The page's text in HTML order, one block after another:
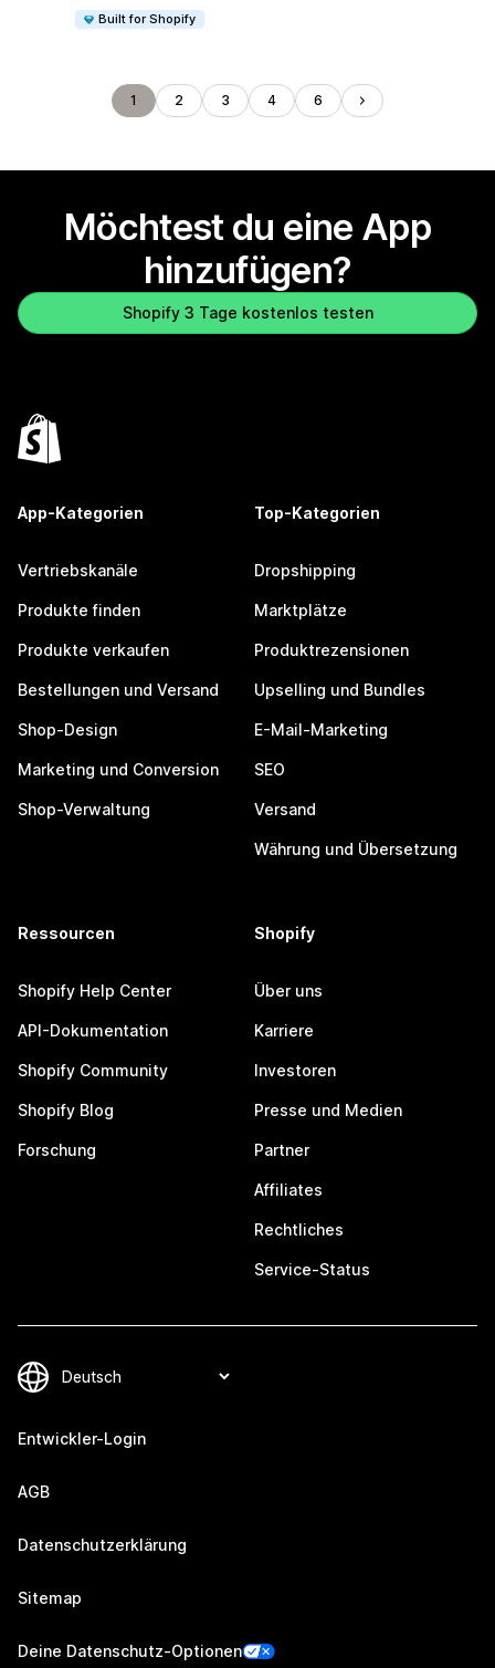
Built for Shopify
1 2 3 4 6
Möchtest du eine App
hinzufügen?
Shopify 3 Tage kostenlos testen
App-Kategorien
Vertriebskanäle
Produkte finden
Produkte verkaufen
Bestellungen und Versand
Shop-Design
Marketing und Conversion
Shop-Verwaltung
Top-Kategorien
Dropshipping
Marktplätze
Produktrezensionen
Upselling und Bundles
E-Mail-Marketing
SEO
Versand
Währung und Übersetzung
Ressourcen
Shopify Help Center
API-Dokumentation
Shopify Community
Shopify Blog
Forschung
Shopify
Über uns
Karriere
Investoren
Presse und Medien
Partner
Affiliates
Rechtliches
Service-Status
Entwickler-Login
AGB
Datenschutzerklärung
Sitemap
Deine Datenschutz-Optionen